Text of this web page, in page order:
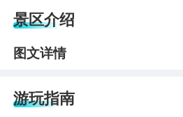
景区介绍
图文详情
游玩指南